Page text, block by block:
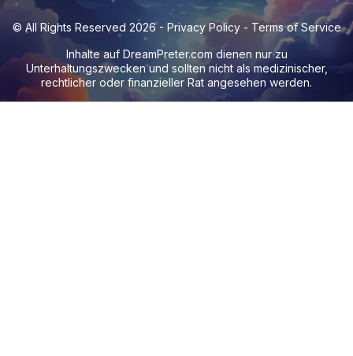
© All Rights Reserved 2026 - Privacy Policy- Terms of Service
Inhalte auf DreamPreter.com dienen nur zu
Unterhaltungszwecken und sollten nicht als medizinischer,
rechtlicher oder finanzieller Rat angesehen werden.